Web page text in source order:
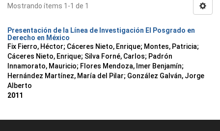
Mostrando ítems 1-1 de 1
Presentación de la Línea de Investigación El Posgrado en
Derecho en México
Fix Fierro, Héctor; Cáceres Nieto, Enrique; Montes, Patricia;
Cáceres Nieto, Enrique; Silva Forné, Carlos; Padrón
Innamorato, Mauricio; Flores Mendoza, Imer Benjamín;
Hernández Martínez, María del Pilar; González Galván, Jorge
Alberto
2011